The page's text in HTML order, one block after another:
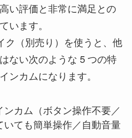
い評価と非常に満足との
います。
ク（別売り）を使うと、他
ない次のような 5 つの特
ンカムになります。
カム（ボタン操作不要／
いても簡単操作／自動音量